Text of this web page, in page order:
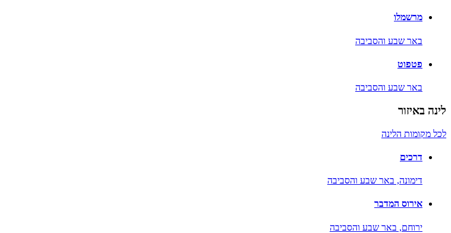
מרשמלו
באר שבע והסביבה
פטפוט
באר שבע והסביבה
לינה באיזור
לכל מקומות הלינה
דרכים
דימונה, באר שבע והסביבה
אירוס המדבר
ירוחם, באר שבע והסביבה